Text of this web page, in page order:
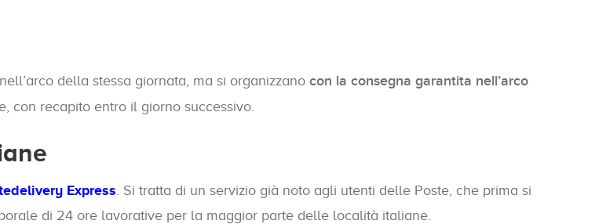
della stessa giornata, ma si organizzano con la consegna garantita nell’arco
con recapito entro il giorno successivo.
Express. Si tratta di un servizio già noto agli utenti delle Poste, che prima si
di 24 ore lavorative per la maggior parte delle località italiane.